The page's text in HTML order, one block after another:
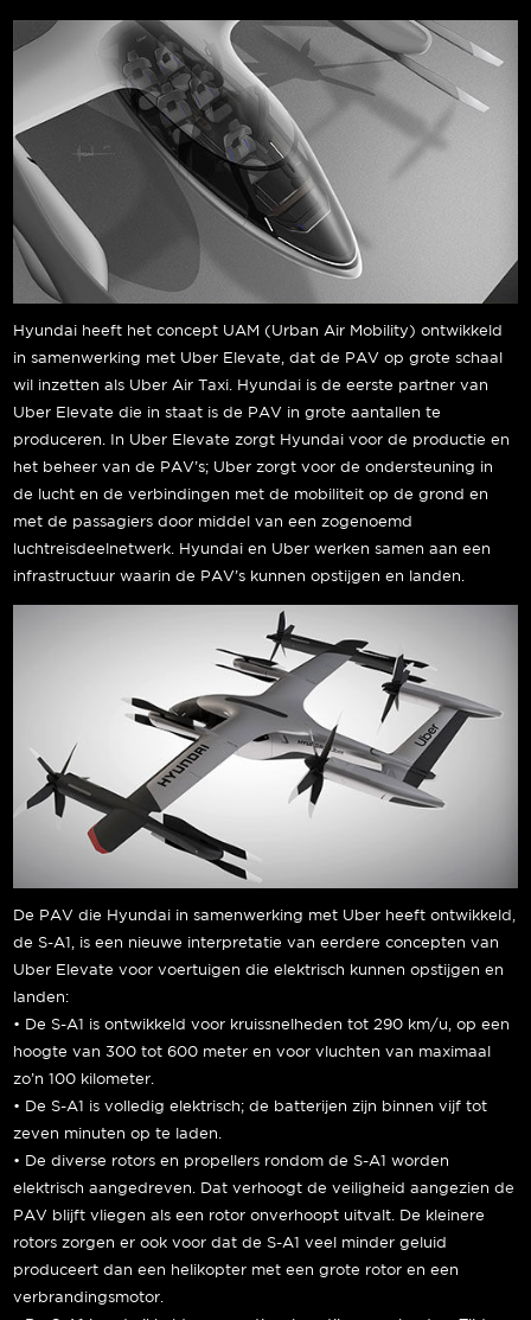
Hyundai heeft het concept UAM (Urban Air Mobility) ontwikkeld
in samenwerking met Uber Elevate, dat de PAV op grote schaal
wil inzetten als Uber Air Taxi. Hyundai is de eerste partner van
Uber Elevate die in staat is de PAV in grote aantallen te
produceren. In Uber Elevate zorgt Hyundai voor de productie en
het beheer van de PAV’s; Uber zorgt voor de ondersteuning in
de lucht en de verbindingen met de mobiliteit op de grond en
met de passagiers door middel van een zogenoemd
luchtreisdeelnetwerk. Hyundai en Uber werken samen aan een
infrastructuur waarin de PAV’s kunnen opstijgen en landen.
De PAV die Hyundai in samenwerking met Uber heeft ontwikkeld,
de S-A1, is een nieuwe interpretatie van eerdere concepten van
Uber Elevate voor voertuigen die elektrisch kunnen opstijgen en
landen:
• De S-A1 is ontwikkeld voor kruissnelheden tot 290 km/u, op een
hoogte van 300 tot 600 meter en voor vluchten van maximaal
zo’n 100 kilometer.
• De S-A1 is volledig elektrisch; de batterijen zijn binnen vijf tot
zeven minuten op te laden.
• De diverse rotors en propellers rondom de S-A1 worden
elektrisch aangedreven. Dat verhoogt de veiligheid aangezien de
PAV blijft vliegen als een rotor onverhoopt uitvalt. De kleinere
rotors zorgen er ook voor dat de S-A1 veel minder geluid
produceert dan een helikopter met een grote rotor en een
verbrandingsmotor.